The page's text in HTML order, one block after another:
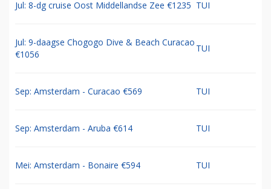
Jul: 8-dg cruise Oost Middellandse Zee €1235 TUI
Jul: 9-daagse Chogogo Dive & Beach Curacao
€1056
TUI
Sep: Amsterdam - Curacao €569 TUI
Sep: Amsterdam - Aruba €614 TUI
Mei: Amsterdam - Bonaire €594 TUI